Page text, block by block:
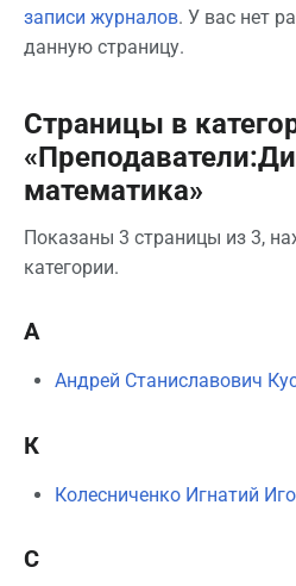
записи журналов. У вас нет
данную страницу.
Страницы в
математика»
Показаны 3 страницы из 3,
категории.
А
Андрей Станиславович
К
Колесниченко Игнатий
С